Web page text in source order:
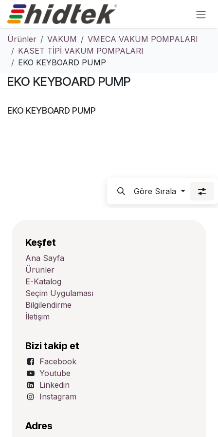
İçereği Atla
Ürünler VAKUM
VMECA VAKUM POMPALARI
KASET TİPİ VAKUM POMPALARI
EKO KEYBOARD PUMP
EKO KEYBOARD PUMP
EKO KEYBOARD PUMP
Göre Sırala
Keşfet
Ana Sayfa
Ürünler
E-Katalog
Seçim Uygulaması
Bilgilendirme
İletişim
Bizi takip et
Facebook
Youtube
Linkedin
Instagram
Adres